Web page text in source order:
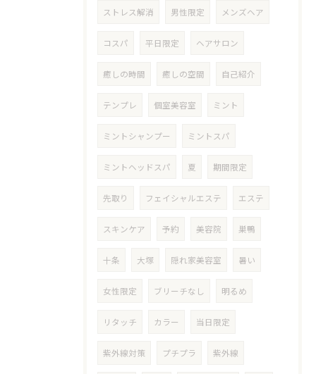
ストレス解消 男性限定 メンズヘア
コスパ 平日限定 ヘアサロン
癒しの時間 癒しの空間 自己紹介
テンプレ 個室美容室 ミント
ミントシャンプー ミントスパ
ミントヘッドスパ 夏 期間限定
先取り フェイシャルエステ エステ
スキンケア 予約 美容院 巣鴨
十条 大塚 隠れ家美容室 暑い
女性限定 ブリーチなし 明るめ
リタッチ カラー 当日限定
紫外線対策 プチプラ 紫外線